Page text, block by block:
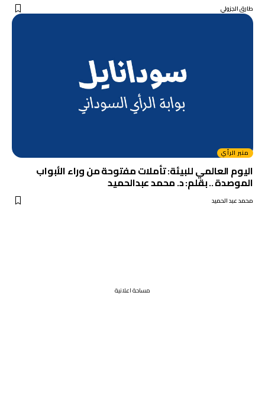
طارق الجزولي
منبر الرأي
اليوم العالمي للبيئة: تأملات مفتوحة من وراء الأبواب
الموصدة .. بقلم: د. محمد عبدالحميد
محمد عبد الحميد
مساحة اعلانية